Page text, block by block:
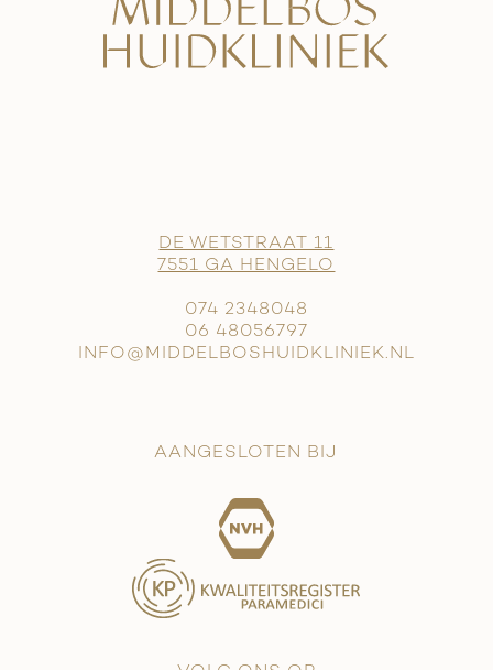
DE WETSTRAAT 11
7551 GA HENGELO
074 2348048
06 48056797
INFO@MIDDELBOSHUIDKLINIEK.NL
AANGESLOTEN BIJ